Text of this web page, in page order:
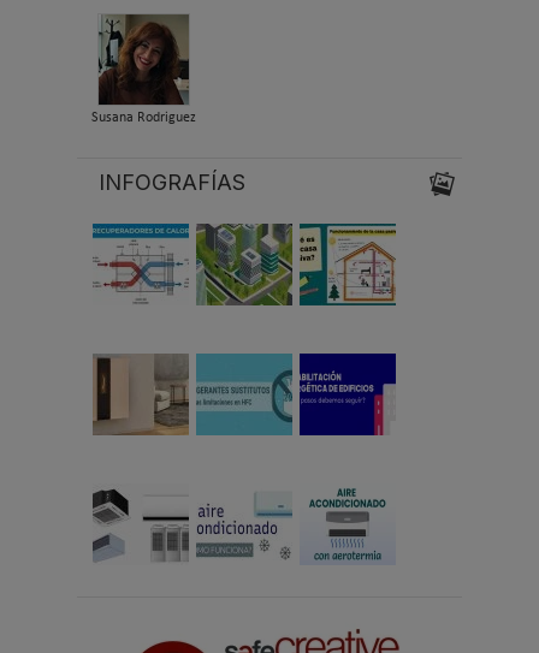
Susana Rodriguez
INFOGRAFÍAS